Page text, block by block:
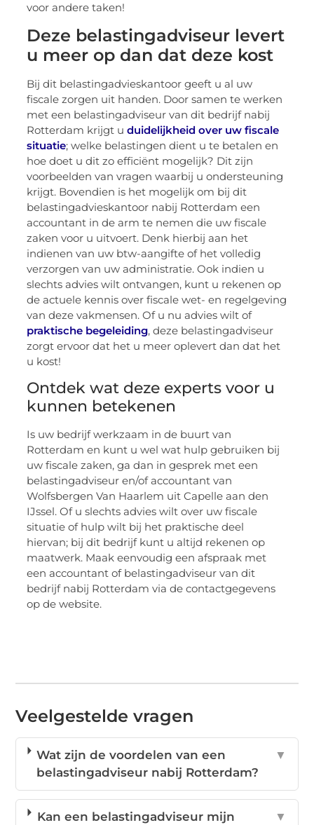
voor andere taken!
Deze belastingadviseur levert
u meer op dan dat deze kost
Bij dit belastingadvieskantoor geeft u al uw
fiscale zorgen uit handen. Door samen te werken
met een belastingadviseur van dit bedrijf nabij
Rotterdam krijgt uduidelijkheid over uw fiscale
situatie; welke belastingen dient u te betalen en
hoe doet u dit zo efficiënt mogelijk? Dit zijn
voorbeelden van vragen waarbij u ondersteuning
krijgt. Bovendien is het mogelijk om bij dit
belastingadvieskantoor nabij Rotterdam een
accountant in de arm te nemen die uw fiscale
zaken voor u uitvoert. Denk hierbij aan het
indienen van uw btw-aangifte of het volledig
verzorgen van uw administratie. Ook indien u
slechts advies wilt ontvangen, kunt u rekenen op
de actuele kennis over fiscale wet- en regelgeving
van deze vakmensen. Of u nu advies wilt of
praktische begeleiding, deze belastingadviseur
zorgt ervoor dat het u meer oplevert dan dat het
u kost!
Ontdek wat deze experts voor u
kunnen betekenen
Is uw bedrijf werkzaam in de buurt van
Rotterdam en kunt u wel wat hulp gebruiken bij
uw fiscale zaken, ga dan in gesprek met een
belastingadviseur en/of accountant van
Wolfsbergen Van Haarlem uit Capelle aan den
IJssel. Of u slechts advies wilt over uw fiscale
situatie of hulp wilt bij het praktische deel
hiervan; bij dit bedrijf kunt u altijd rekenen op
maatwerk. Maak eenvoudig een afspraak met
een accountant of belastingadviseur van dit
bedrijf nabij Rotterdam via de contactgegevens
op de website.
Veelgestelde vragen
Wat zijn de voordelen van een
belastingadviseur nabij Rotterdam?
▼
Kan een belastingadviseur mijn
▼